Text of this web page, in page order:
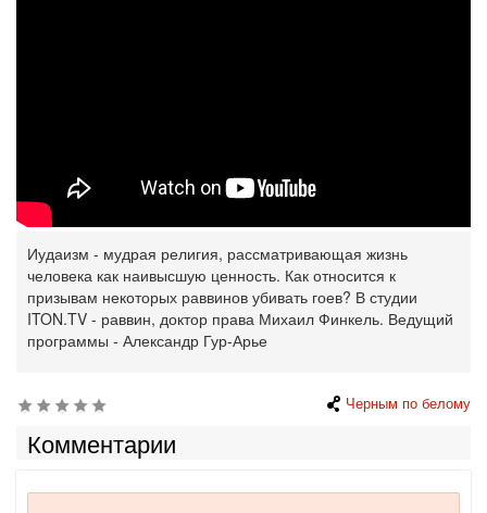
Иудаизм - мудрая религия, рассматривающая жизнь
человека как наивысшую ценность. Как относится к
призывам некоторых раввинов убивать гоев? В студии
ITON.TV - раввин, доктор права Михаил Финкель. Ведущий
программы - Александр Гур-Арье
Черным по белому
Комментарии